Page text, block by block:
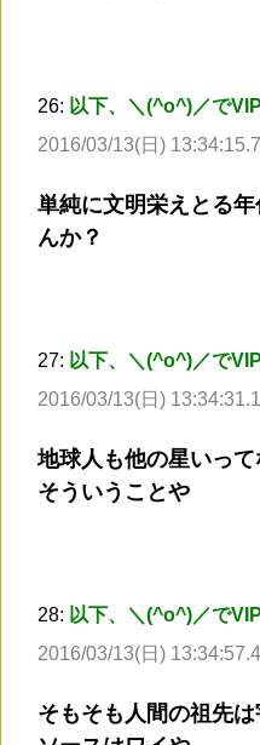
26: 以下、＼(^o^)／で
2016/03/13(日)
単純に文明栄えとる
んか？
27: 以下、＼(^o^)／で
2016/03/13(日)
地球人も他の星いっ
そういうことや
28: 以下、＼(^o^)／で
2016/03/13(日)
そもそも人間の祖先